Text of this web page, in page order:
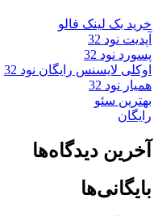
خرید بک لینک فالو
آپدیت نود 32
پسورد نود 32
اوکلی لایسنس رایگان نود 32
همیار نود 32
بهترین سئو
رایگان
آخرین دیدگاه‌ها
بایگانی‌ها